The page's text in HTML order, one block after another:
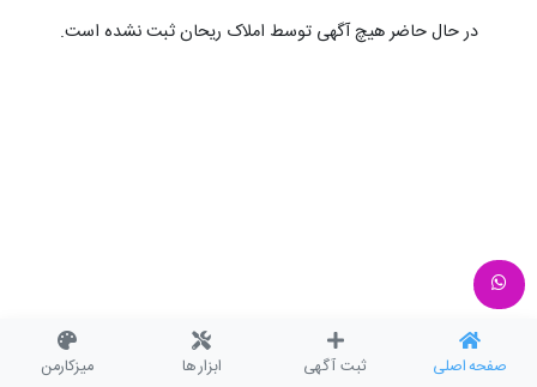
در حال حاضر هیچ آگهی توسط املاک ریحان ثبت نشده است.
صفحه اصلی ثبت آگهی ابزار ها میزکارمن